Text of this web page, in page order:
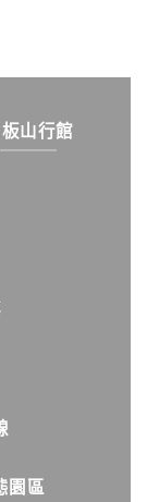
山行館
園區